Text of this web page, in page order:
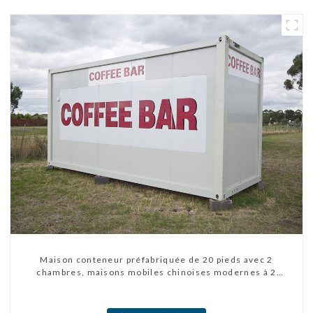
Maison conteneur préfabriquée de 20 pieds avec 2
chambres, maisons mobiles chinoises modernes à 2